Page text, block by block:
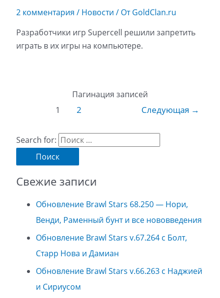
2 комментария / Новости / От GoldClan.ru
Разработчики игр Supercell решили запретить
играть в их игры на компьютере.
Пагинация записей
1 2 Следующая →
Search for:
Свежие записи
Обновление Brawl Stars 68.250 — Нори,
Венди, Раменный бунт и все нововведения
Обновление Brawl Stars v.67.264 с Болт,
Старр Нова и Дамиан
Обновление Brawl Stars v.66.263 с Наджией
и Сириусом